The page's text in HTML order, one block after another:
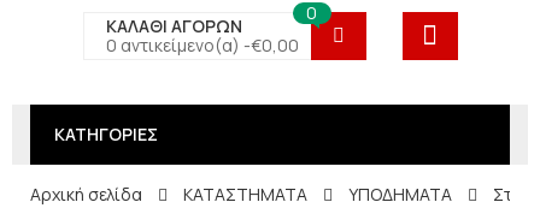
ΚΑΛΑΘΙ ΑΓΟΡΩΝ
0 αντικείμενο(α) -€0,00
0
ΚΑΤΗΓΟΡΙΕΣ
Αρχική σελίδα ΚΑΤΑΣΤΗΜΑΤΑ ΥΠΟΔΗΜΑΤΑ